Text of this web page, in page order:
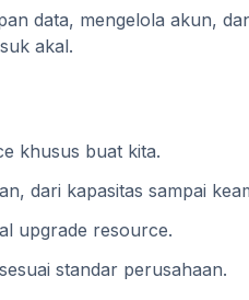
data, mengelola akun,
akal.
khusus buat kita.
dari kapasitas sampai
upgrade resource.
standar perusahaan.